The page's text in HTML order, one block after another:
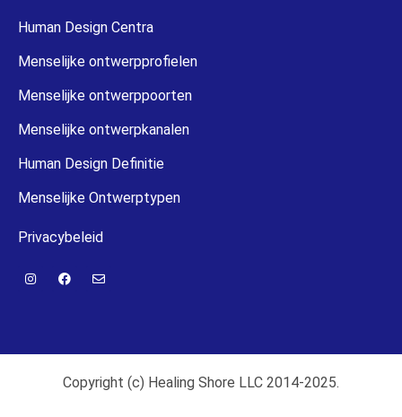
Human Design Centra
Menselijke ontwerpprofielen
Menselijke ontwerppoorten
Menselijke ontwerpkanalen
Human Design Definitie
Menselijke Ontwerptypen
Privacybeleid
Copyright (c) Healing Shore LLC 2014-2025.